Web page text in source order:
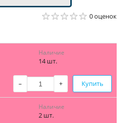
0 оценок
Наличие
14 шт.
– + Купить
Наличие
2 шт.